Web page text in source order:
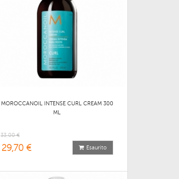
MOROCCANOIL INTENSE CURL CREAM 300
ML
33,00 €
29,70 € Esaurito